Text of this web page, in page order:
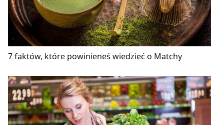
7 faktów, które powinieneś wiedzieć o Matchy